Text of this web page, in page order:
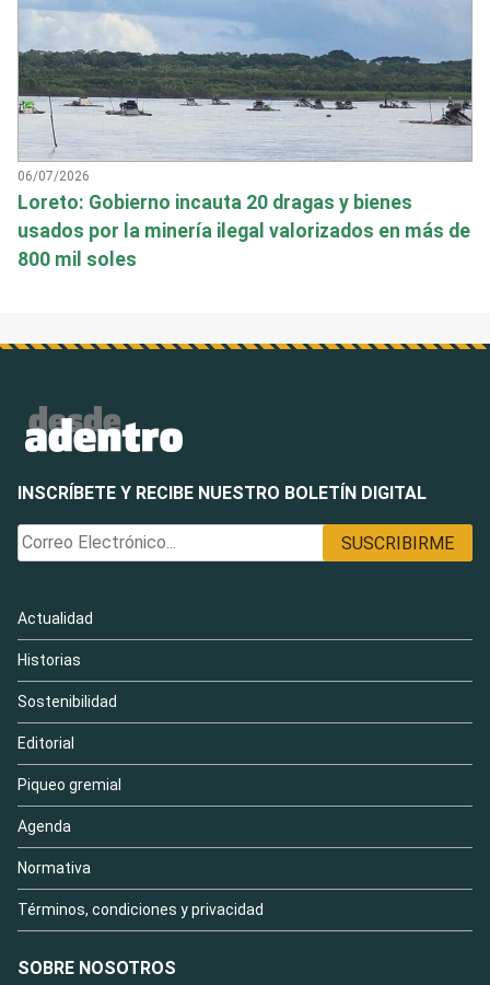
06/07/2026
Loreto: Gobierno incauta 20 dragas y bienes
usados por la minería ilegal valorizados en más de
800 mil soles
INSCRÍBETE Y RECIBE NUESTRO BOLETÍN DIGITAL
Actualidad
Historias
Sostenibilidad
Editorial
Piqueo gremial
Agenda
Normativa
Términos, condiciones y privacidad
SOBRE NOSOTROS